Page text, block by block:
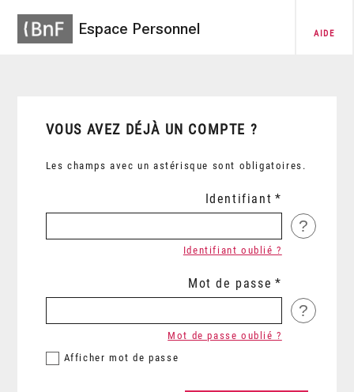
Espace Personnel AIDE
VOUS AVEZ DÉJÀ UN COMPTE ?
Les champs avec un astérisque sont obligatoires.
Identifiant
?
Identifiant oublié ?
Mot de passe
?
Afficher mot de passe
Mot de passe oublié ?